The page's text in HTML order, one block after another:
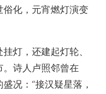
化，元宵燃灯演变
灯，还建起灯轮、
诗人卢照邻曾在
况：“接汉疑星落，